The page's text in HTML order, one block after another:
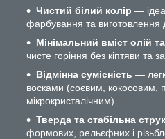
Чистий білий колір —
фарбування та виготовлення
Мінімальний вміст олій
чисте горіння без кіптяви та
Відмінна сумісність —
восками (соєвим, кокосовим,
мікрокристалічним).
Тверда та стабільна
формових, рельєфних і